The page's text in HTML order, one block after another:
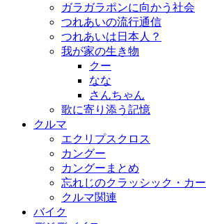
ガラガラポンに向かう社会
つれあいの流行通信
つれあいは日本人？
我が家の生き物
クー
なな
さんちゃん
歌に寄り添う記憶
クルマ
エクリプスクロス
カングー
カングーまとめ
忘れじのクラッシック・カー
クルマ関連
バイク